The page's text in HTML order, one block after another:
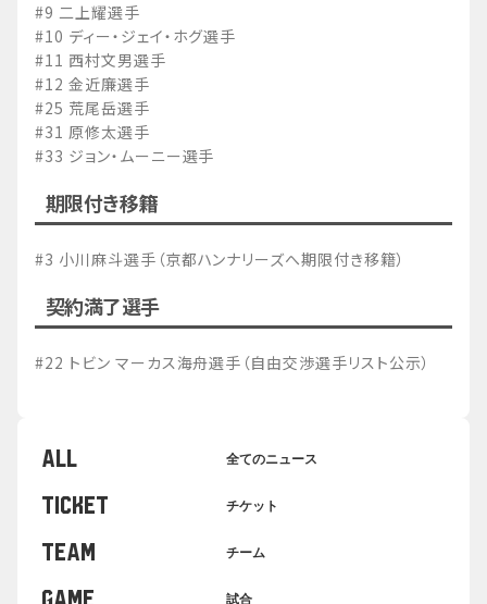
#9 二上耀選手
#10 ディー・ジェイ・ホグ選手
#11 西村文男選手
#12 金近廉選手
#25 荒尾岳選手
#31 原修太選手
#33 ジョン・ムーニー選手
期限付き移籍
#3 小川麻斗選手（京都ハンナリーズへ期限付き移籍）
契約満了選手
#22 トビン マーカス海舟選手（自由交渉選手リスト公示）
ALL 全てのニュース
TICKET チケット
TEAM チーム
試合